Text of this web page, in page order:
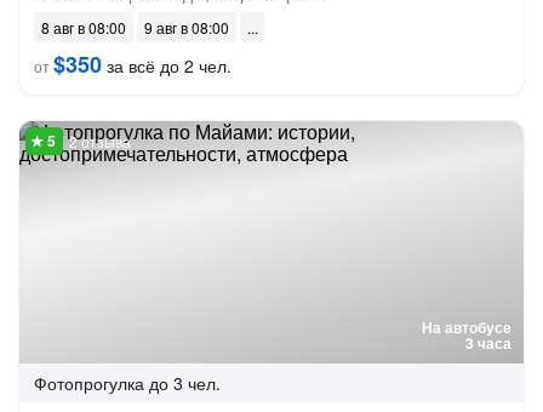
8 авг в 08:00
9 авг в 08:00
от$350 за всё до 2 чел.
На автобусе
3 часа
2 отзыва
Фотопрогулка до 3 чел.